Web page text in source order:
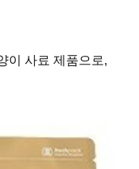
이 사료 제품으로,